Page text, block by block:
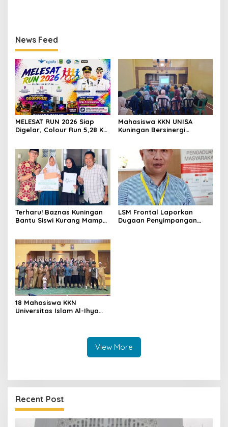
News Feed
MELESAT RUN 2026 Siap
Digelar, Colour Run 5,28 Km
Mahasiswa KKN UNISA
Kuningan Bersinergi
ASI, Cegah Stunting hingga
Perawatan Lansia
Terharu! Baznas Kuningan
Bantu Siswi Kurang Mampu
Pernah Padam
LSM Frontal Laporkan
Dugaan Penyimpangan
18 Mahasiswa KKN
Universitas Islam Al-Ihya
View More
Recent Post